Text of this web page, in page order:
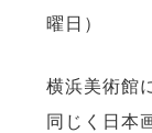
曜日）
横浜美術館
同じく日本